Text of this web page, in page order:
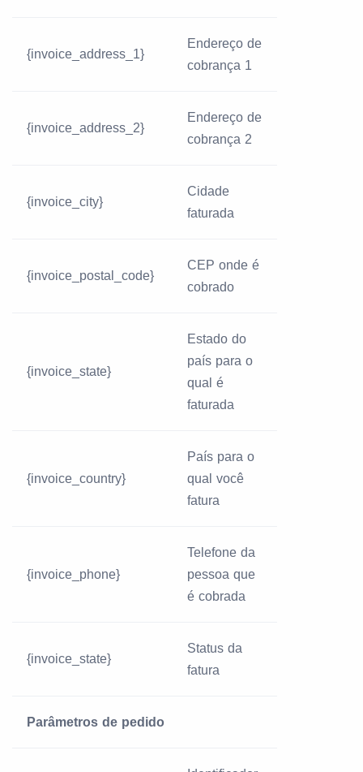
{invoice_address_1}
Endereço de
cobrança 1
{invoice_address_2}
Endereço de
cobrança 2
{invoice_city}
Cidade
faturada
{invoice_postal_code}
CEP onde é
cobrado
{invoice_state}
Estado do
país para o
qual é
faturada
{invoice_country}
País para o
qual você
fatura
{invoice_phone}
Telefone da
pessoa que
é cobrada
{invoice_state}
Status da
fatura
Parâmetros de pedido